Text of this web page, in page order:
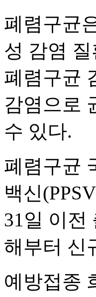
폐렴구균
성 감염
폐렴구균
감염으로
수 있다.
폐렴구균
백신
31일 이전
해부터 신
예방접종